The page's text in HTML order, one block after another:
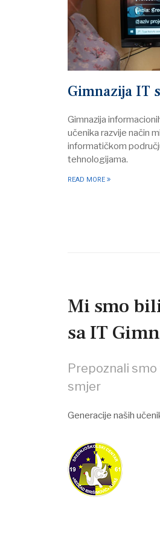
Gimnazija IT
Gimnazija
učenika razvije način
informatičkom
tehnologijama.
READ MORE
Mi smo
sa IT
Prepoznali
smjer
Generacije naših